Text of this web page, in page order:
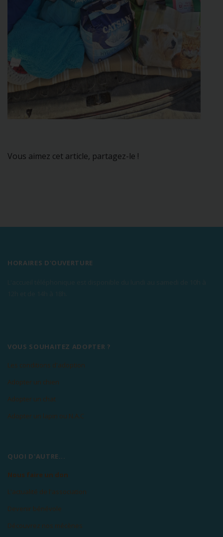
Vous aimez cet article, partagez-le !
HORAIRES D'OUVERTURE
VOUS SOUHAITEZ ADOPTER ?
Les conditions d'adoption
Adopter un chien
Adopter un chat
Adopter un lapin ou N.A.C
QUOI D'AUTRE...
Nous faire un don
L'actualité de l'association
Devenir bénévole
Découvrez nos mécènes